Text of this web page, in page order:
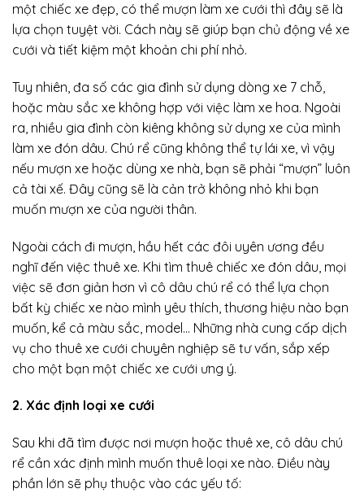
một chiếc xe đẹp, có thể mượn làm xe cưới thì đây sẽ là
lựa chọn tuyệt vời. Cách này sẽ giúp bạn chủ động về xe
cưới và tiết kiệm một khoản chi phí nhỏ.
Tuy nhiên, đa số các gia đình sử dụng dòng xe 7 chỗ,
hoặc màu sắc xe không hợp với việc làm xe hoa. Ngoài
ra, nhiều gia đình còn kiêng không sử dụng xe của mình
làm xe đón dâu. Chú rể cũng không thể tự lái xe, vì vậy
nếu mượn xe hoặc dùng xe nhà, bạn sẽ phải “mượn” luôn
cả tài xế. Đây cũng sẽ là cản trở không nhỏ khi bạn
muốn mượn xe của người thân.
Ngoài cách đi mượn, hầu hết các đôi uyên ương đều
nghĩ đến việc thuê xe. Khi tìm thuê chiếc xe đón dâu, mọi
việc sẽ đơn giản hơn vì cô dâu chú rể có thể lựa chọn
bất kỳ chiếc xe nào mình yêu thích, thương hiệu nào bạn
muốn, kể cả màu sắc, model… Những nhà cung cấp dịch
vụ cho thuê xe cưới chuyên nghiệp sẽ tư vấn, sắp xếp
cho một bạn một chiếc xe cưới ưng ý.
2. Xác định loại xe cưới
Sau khi đã tìm được nơi mượn hoặc thuê xe, cô dâu chú
rể cần xác định mình muốn thuê loại xe nào. Điều này
phần lớn sẽ phụ thuộc vào các yếu tố: